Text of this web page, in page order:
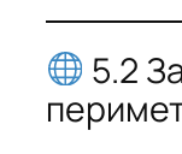
5.2